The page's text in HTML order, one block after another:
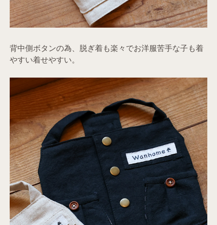
背中側ボタンの為、脱ぎ着も楽々でお洋服苦手な子も着
やすい着せやすい。